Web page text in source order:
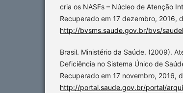
cria os NASFs – Núcleo de Atenção
Recuperado em 17 dezembro, 2016,
http://bvsms.saude.gov.br/bvs/
Brasil. Ministério da Saúde. (2009).
Deficiência no Sistema Único de
Recuperado em 17 novembro, 2016,
http://portal.saude.gov.br/portal/